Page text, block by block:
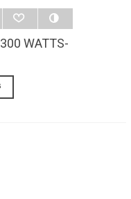
WATTS-
MPX